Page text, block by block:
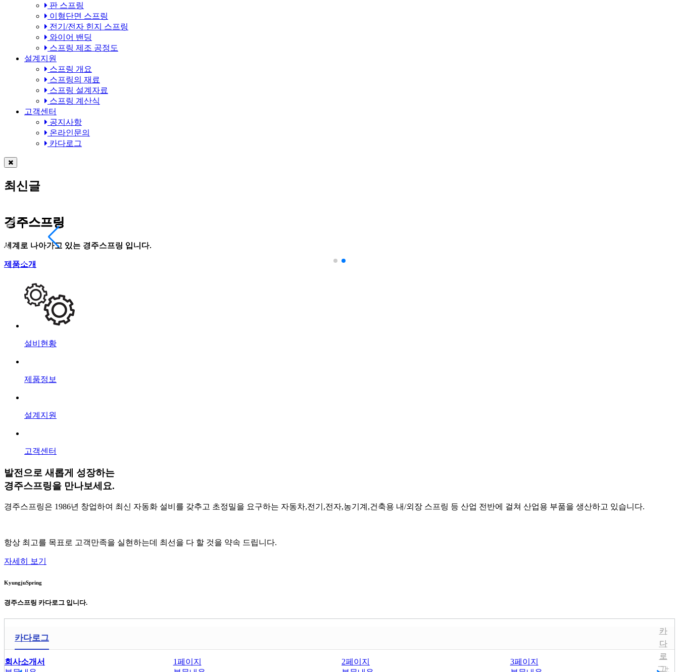
판 스프링
이형단면 스프링
전기/전자 힌지 스프링
와이어 밴딩
스프링 제조 공정도
설계지원
스프링 개요
스프링의 재료
스프링 설계자료
스프링 계산식
고객센터
공지사항
온라인문의
카다로그
최신글
경주스프링
세계로 나아가고 있는 경주스프링 입니다.
제품소개
경주스프링
세계로 나아가고 있는 경주스프링 입니다.
제품소개
경주스프링
세계로 나아가고 있는 경주스프링 입니다.
제품소개
경주스프링
세계로 나아가고 있는 경주스프링 입니다.
제품소개
설비현황
제품정보
설계지원
고객센터
발전으로 새롭게 성장하는
경주스프링을 만나보세요.
경주스프링은 1986년 창업하여 최신 자동화 설비를 갖추고 초정밀을 요구하는 자동차,전기,전자,농기계,건축용 내/외장 스프링 등 산업 전반에 걸쳐 산업용 부품을 생산하고 있습니다.
항상 최고를 목표로 고객만족을 실현하는데 최선을 다 할 것을 약속 드립니다.
자세히 보기
KyungjuSpring
경주스프링 카다로그 입니다.
카다로그
카
다
로
그+
회사소개서
1페이지
2페이지
3페이지
카
다
로
그